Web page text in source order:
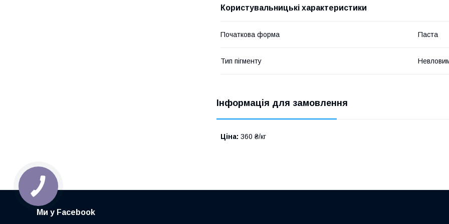
Користувальницькі характеристики
Початкова форма Паста
Тип пігменту
Інформація для замовлення
Ціна: 360 ₴/кг
Ми у Facebook